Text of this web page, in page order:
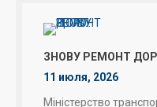
ЗНОВУ РЕМОНТ
11 июля, 2026
Міністерство